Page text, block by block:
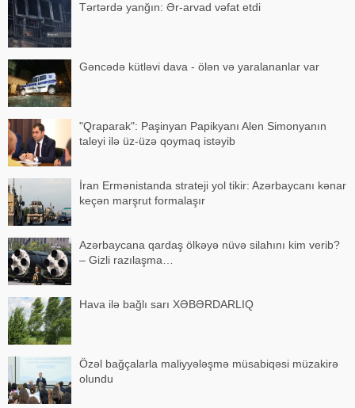
Tərtərdə yanğın: Ər-arvad vəfat etdi
Gəncədə kütləvi dava - ölən və yaralananlar var
"Qraparak": Paşinyan Papikyanı Alen Simonyanın
taleyi ilə üz-üzə qoymaq istəyib
İran Ermənistanda strateji yol tikir: Azərbaycanı kənar
keçən marşrut formalaşır
Azərbaycana qardaş ölkəyə nüvə silahını kim verib?
– Gizli razılaşma…
Hava ilə bağlı sarı XƏBƏRDARLIQ
Özəl bağçalarla maliyyələşmə müsabiqəsi müzakirə
olundu